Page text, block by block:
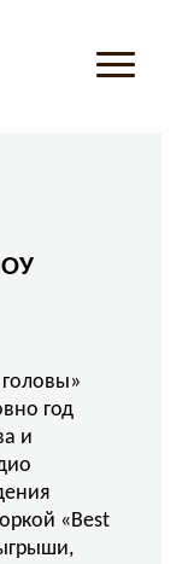
год
и
«Best